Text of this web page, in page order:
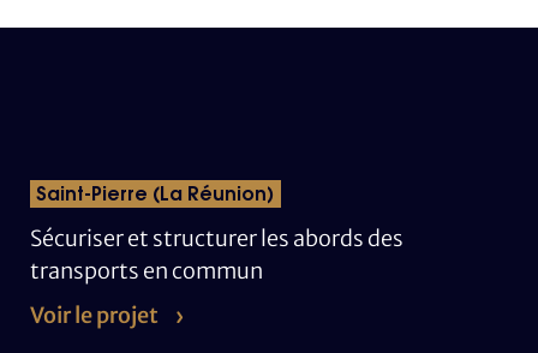
Saint-Pierre (La Réunion)
Sécuriser et structurer les abords des
transports en commun
Voir le projet